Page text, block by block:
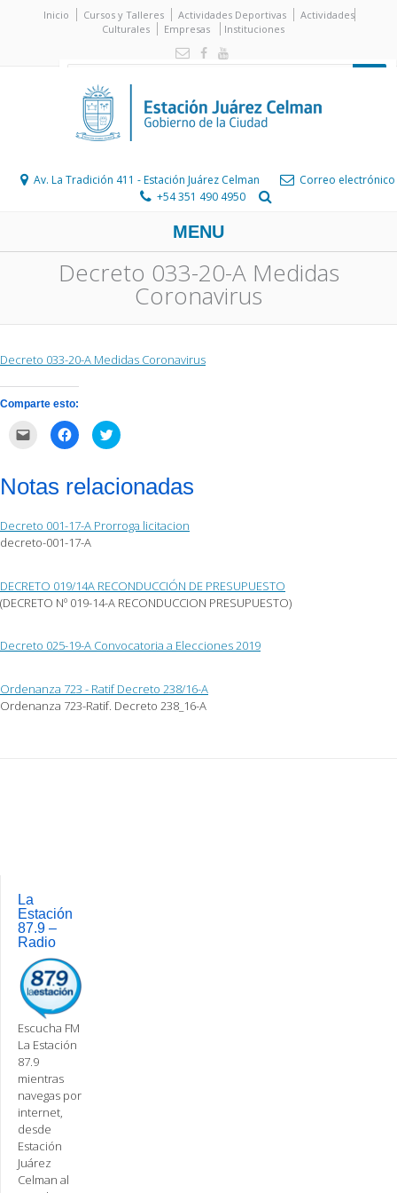
Inicio Cursos y Talleres Actividades Deportivas
Actividades
Culturales
Empresas Instituciones
Av. La Tradición 411 - Estación Juárez Celman
Correo electrónico
+54 351 490 4950
MENU
Decreto 033-20-A Medidas
Coronavirus
Decreto 033-20-A Medidas Coronavirus
Comparte esto:
correo
electrónico
amigo
(Se
abre
ventana
nueva)
Haz
clic
Facebook
(Se
una
ventana
nueva)
Haz
clic
en
Twitter
(Se
una
Notas relacionadas
Decreto 001-17-A Prorroga licitacion
decreto-001-17-A
DECRETO 019/14A RECONDUCCIÓN DE PRESUPUESTO
(DECRETO Nº 019-14-A RECONDUCCION PRESUPUESTO)
Decreto 025-19-A Convocatoria a Elecciones 2019
Ordenanza 723 - Ratif Decreto 238/16-A
Ordenanza 723-Ratif. Decreto 238_16-A
La
Estación
87.9 –
Radio
Escucha FM
La Estación
87.9
mientras
navegas por
internet,
desde
Estación
Juárez
Celman al